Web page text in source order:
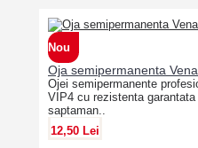
Nou
Oja semipermanenta
Ojei semipermanente
VIP4 cu rezistenta
saptaman..
12,50 Lei